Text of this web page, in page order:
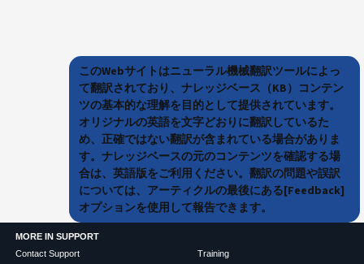
このWebサイトはニューラル機械翻訳ツールによっ
て翻訳されており、ナレッジベース（KB）コンテン
ツの基本的な理解を目的として提供されています。
オリジナルの英語を文字どおりに翻訳しているた
め、正確ではない翻訳が含まれている場合がありま
す。ナレッジベースの元のコンテンツを確認する場
合は、英語版をご利用ください。翻訳の問題や誤訳
については、アーティクルの最後にある[Feedback]
オプションを使用して報告できます。
MORE IN SUPPORT
Contact Support
Training